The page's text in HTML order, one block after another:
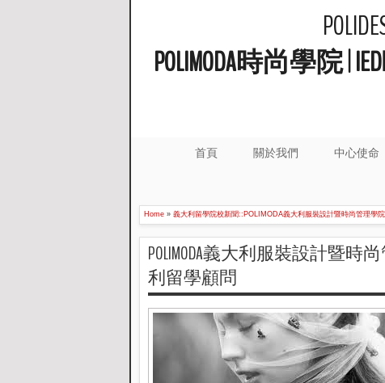
POLIMODA時尚學院
首頁 關於我們 中心使命
Home » 義大利留學院校新聞::POLIMODA義大利服裝設計暨時尚管理學院
POLIMODA義大利服裝設計暨時
利留學顧問